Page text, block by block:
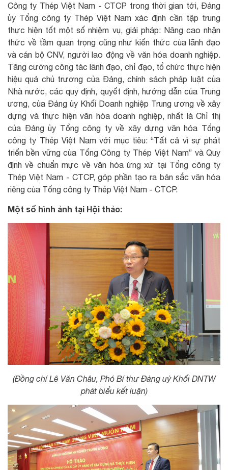
Công ty Thép Việt Nam - CTCP trong thời gian tới, Đảng
ủy Tổng công ty Thép Việt Nam xác định cần tập trung
thực hiện tốt một số nhiệm vụ, giải pháp: Nâng cao nhận
thức về tầm quan trọng cũng như kiến thức của lãnh đạo
và cán bộ CNV, người lao động về văn hóa doanh nghiệp.
Tăng cường công tác lãnh đạo, chỉ đạo, tổ chức thực hiện
hiệu quả chủ trương của Đảng, chính sách pháp luật của
Nhà nước, các quy định, quyết định, hướng dẫn của Trung
ương, của Đảng ủy Khối Doanh nghiệp Trung ương về xây
dựng và thực hiện văn hóa doanh nghiệp, nhất là Chỉ thị
của Đảng ủy Tổng công ty về xây dựng văn hóa Tổng
công ty Thép Việt Nam với mục tiêu: “Tất cả vì sự phát
triển bền vững của Tổng Công ty Thép Việt Nam” và Quy
định về chuẩn mực về văn hóa ứng xử tại Tổng công ty
Thép Việt Nam - CTCP, góp phần tạo ra bản sắc văn hóa
riêng của Tổng công ty Thép Việt Nam - CTCP.
Một số hình ảnh tại Hội thảo:
(Đồng chí Lê Văn Châu, Phó Bí thư Đảng uỷ Khối DNTW
phát biểu kết luận)